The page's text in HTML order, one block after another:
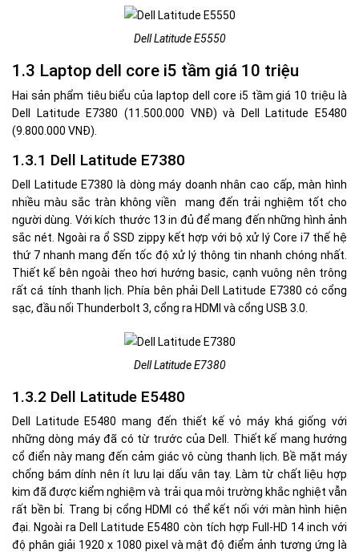
Dell Latitude E5550
1.3 Laptop dell core i5 tầm giá 10 triệu
Hai sản phẩm tiêu biểu của laptop dell core i5 tầm giá 10 triệu là
Dell Latitude E7380 (11.500.000 VNĐ) và Dell Latitude E5480
(9.800.000 VNĐ).
1.3.1 Dell Latitude E7380
Dell Latitude E7380 là dòng máy doanh nhân cao cấp, màn hình
nhiều màu sắc tràn không viền mang đến trải nghiệm tốt cho
người dùng. Với kích thước 13 in đủ để mang đến những hình ảnh
sắc nét. Ngoài ra ổ SSD zippy kết hợp với bộ xử lý Core i7 thế hệ
thứ 7 nhanh mang đến tốc độ xử lý thông tin nhanh chóng nhất.
Thiết kế bên ngoài theo hơi hướng basic, cạnh vuông nên trông
rất cá tính thanh lịch. Phía bên phải Dell Latitude E7380 có cổng
sạc, đầu nối Thunderbolt 3, cổng ra HDMI và cổng USB 3.0.
Dell Latitude E7380
1.3.2 Dell Latitude E5480
Dell Latitude E5480 mang đến thiết kế vỏ máy khá giống với
những dòng máy đã có từ trước của Dell. Thiết kế mang hướng
cổ điển này mang đến cảm giác vô cùng thanh lịch. Bề mặt máy
chống bám dính nên ít lưu lại dấu vân tay. Làm từ chất liệu hợp
kim đã được kiểm nghiệm và trải qua môi trường khắc nghiệt vẫn
rất bền bỉ. Trang bị cổng HDMI có thể kết nối với màn hình hiện
đại. Ngoài ra Dell Latitude E5480 còn tích hợp Full-HD 14 inch với
độ phân giải 1920 x 1080 pixel và mật độ điểm ảnh tương ứng là